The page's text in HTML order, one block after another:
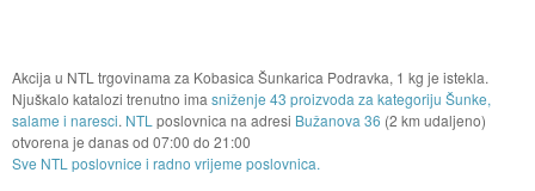
Akcija u NTL trgovinama za Kobasica Šunkarica Podravka, 1 kg je istekla.
Njuškalo katalozi trenutno ima sniženje 43 proizvoda za kategoriju Šunke,
salame i naresci. NTL poslovnica na adresi Bužanova 36 (2 km udaljeno)
otvorena je danas od 07:00 do 21:00
Sve NTL poslovnice i radno vrijeme poslovnica.